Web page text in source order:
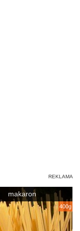
makaron
400g